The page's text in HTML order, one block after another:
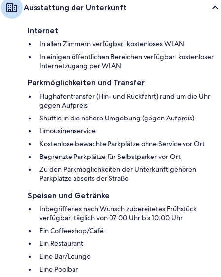
Ausstattung der Unterkunft
Internet
In allen Zimmern verfügbar: kostenloses WLAN
In einigen öffentlichen Bereichen verfügbar: kostenloser
Internetzugang per WLAN
Parkmöglichkeiten und Transfer
Flughafentransfer (Hin- und Rückfahrt) rund um die Uhr
gegen Aufpreis
Shuttle in die nähere Umgebung (gegen Aufpreis)
Limousinenservice
Kostenlose bewachte Parkplätze ohne Service vor Ort
Begrenzte Parkplätze für Selbstparker vor Ort
Zu den Parkmöglichkeiten der Unterkunft gehören
Parkplätze abseits der Straße
Speisen und Getränke
Inbegriffenes nach Wunsch zubereitetes Frühstück
verfügbar: täglich von 07:00 Uhr bis 10:00 Uhr
Ein Coffeeshop/Café
Ein Restaurant
Eine Bar/Lounge
Eine Poolbar